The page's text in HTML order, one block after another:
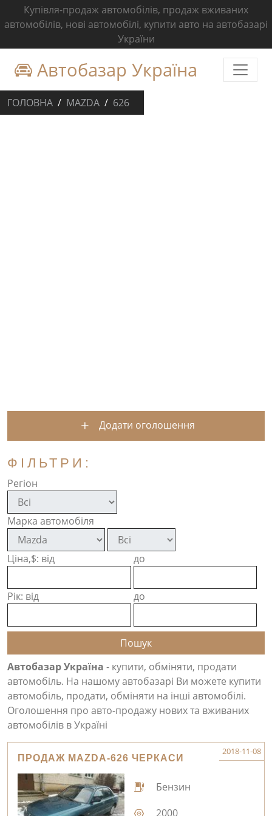
Купівля-продаж автомобілів, продаж вживаних
автомобілів, нові автомобілі, купити авто на автобазарі
України
Автобазар Україна
ГОЛОВНА MAZDA 626
Додати оголошення
ФІЛЬТРИ:
Регіон
Марка автомобіля
Ціна,$: від до
Рік: від до
Автобазар Україна - купити, обміняти, продати
автомобіль. На нашому автобазарі Ви можете купити
автомобіль, продати, обміняти на інші автомобілі.
Оголошення про авто-продажу нових та вживаних
автомобілів в Україні
ПРОДАЖ MAZDA-626 ЧЕРКАСИ
2018-11-08
Бензин
2000